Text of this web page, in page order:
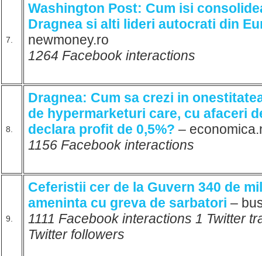
7.
Washington Post: Cum isi
Dragnea si alti lideri autocrati din
newmoney.ro
1264 Facebook interactions
8.
Dragnea: Cum sa crezi in
de hypermarketuri care, cu afaceri
declara profit de 0,5%? –
1156 Facebook interactions
9.
Ceferistii cer de la Guvern 340 de
ameninta cu greva de sarbatori –
1111 Facebook interactions 1 Twitter
Twitter followers